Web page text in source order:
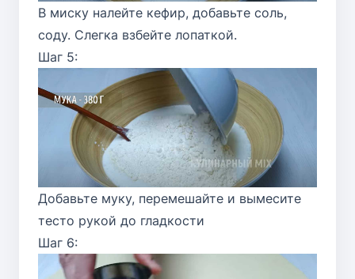
В миску налейте кефир, добавьте соль,
соду. Слегка взбейте лопаткой.
Шаг 5:
Добавьте муку, перемешайте и вымесите
тесто рукой до гладкости
Шаг 6: